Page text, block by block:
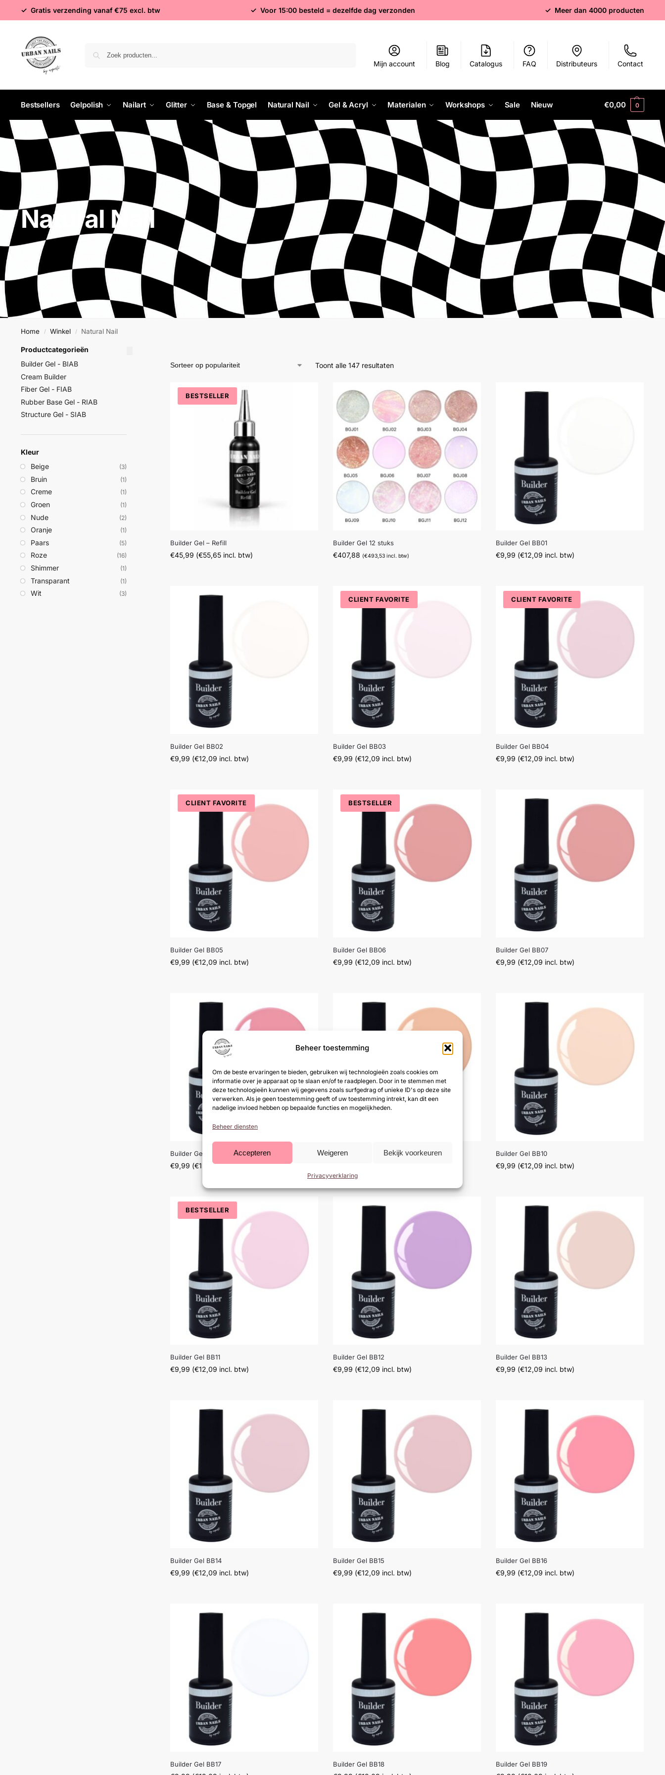
Beheer toestemming
Om de beste ervaringen te bieden, gebruiken wij technologieën zoals cookies om
informatie over je apparaat op te slaan en/of te raadplegen. Door in te stemmen met
deze technologieën kunnen wij gegevens zoals surfgedrag of unieke ID's op deze site
verwerken. Als je geen toestemming geeft of uw toestemming intrekt, kan dit een
nadelige invloed hebben op bepaalde functies en mogelijkheden.
Beheer diensten
Accepteren Weigeren Bekijk voorkeuren
Privacyverklaring
✓ Gratis verzending vanaf €75 excl. btw ✓ Voor 15:00 besteld = dezelfde dag verzonden ✓ Meer dan 4000 producten
Mijn account Blog Catalogus FAQ Distributeurs Contact
Bestsellers Gelpolish Nailart Glitter Base & Topgel Natural Nail Gel & Acryl Materialen Workshops Sale Nieuw €0,00 0
Natural Nail
Home / Winkel / Natural Nail
Toont alle 147 resultaten
Builder Gel – Refill
BESTSELLER
€45,99 (€55,65 incl. btw)
Builder Gel 12 stuks
€407,88 (€493,53 incl. btw)
Builder Gel BB01
€9,99 (€12,09 incl. btw)
Builder Gel BB02
€9,99 (€12,09 incl. btw)
Builder Gel BB03
CLIENT FAVORITE
€9,99 (€12,09 incl. btw)
Builder Gel BB04
CLIENT FAVORITE
€9,99 (€12,09 incl. btw)
Builder Gel BB05
CLIENT FAVORITE
€9,99 (€12,09 incl. btw)
Builder Gel BB06
BESTSELLER
€9,99 (€12,09 incl. btw)
Builder Gel BB07
€9,99 (€12,09 incl. btw)
Builder Gel BB08
€9,99 (€12,09incl. btw)
Builder Gel BB09 Builder Gel BB10
€9,99 (€12,09 incl. btw)
Builder Gel BB11
BESTSELLER
€9,99 (€12,09 incl. btw)
Builder Gel BB12
€9,99 (€12,09 incl. btw)
Builder Gel BB13
€9,99 (€12,09 incl. btw)
Builder Gel BB14
€9,99 (€12,09 incl. btw)
Builder Gel BB15
€9,99 (€12,09 incl. btw)
Builder Gel BB16
€9,99 (€12,09 incl. btw)
Builder Gel BB17 Builder Gel BB18 Builder Gel BB19
Productcategorieën
Builder Gel - BIAB
Cream Builder
Fiber Gel - FIAB
Rubber Base Gel - RIAB
Structure Gel - SIAB
Kleur
Beige
(3)
Bruin (1)
Creme (1)
Groen (1)
Nude (2)
Oranje (1)
Paars (5)
Roze (16)
Shimmer (1)
Transparant (1)
Wit (3)